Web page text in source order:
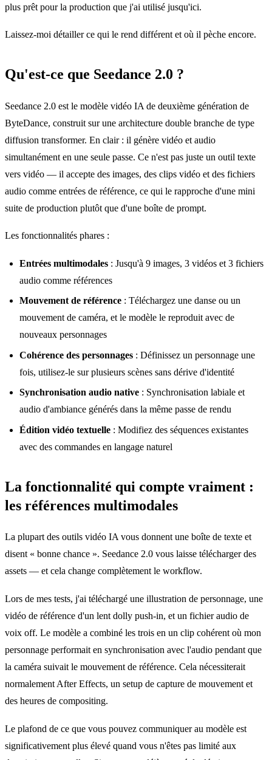
plus prêt pour la production que j'ai utilisé jusqu'ici.
Laissez-moi détailler ce qui le rend différent et où il pèche encore.
Qu'est-ce que Seedance 2.0 ?
Seedance 2.0 est le modèle vidéo IA de deuxième génération de
ByteDance, construit sur une architecture double branche de type
diffusion transformer. En clair : il génère vidéo et audio
simultanément en une seule passe. Ce n'est pas juste un outil texte
vers vidéo — il accepte des images, des clips vidéo et des fichiers
audio comme entrées de référence, ce qui le rapproche d'une mini
suite de production plutôt que d'une boîte de prompt.
Les fonctionnalités phares :
Entrées multimodales : Jusqu'à 9 images, 3 vidéos et 3 fichiers
audio comme références
Mouvement de référence : Téléchargez une danse ou un
mouvement de caméra, et le modèle le reproduit avec de
nouveaux personnages
Cohérence des personnages : Définissez un personnage une
fois, utilisez-le sur plusieurs scènes sans dérive d'identité
Synchronisation audio native : Synchronisation labiale et
audio d'ambiance générés dans la même passe de rendu
Édition vidéo textuelle : Modifiez des séquences existantes
avec des commandes en langage naturel
La fonctionnalité qui compte vraiment :
les références multimodales
La plupart des outils vidéo IA vous donnent une boîte de texte et
disent « bonne chance ». Seedance 2.0 vous laisse télécharger des
assets — et cela change complètement le workflow.
Lors de mes tests, j'ai téléchargé une illustration de personnage, une
vidéo de référence d'un lent dolly push-in, et un fichier audio de
voix off. Le modèle a combiné les trois en un clip cohérent où mon
personnage performait en synchronisation avec l'audio pendant que
la caméra suivait le mouvement de référence. Cela nécessiterait
normalement After Effects, un setup de capture de mouvement et
des heures de compositing.
Le plafond de ce que vous pouvez communiquer au modèle est
significativement plus élevé quand vous n'êtes pas limité aux